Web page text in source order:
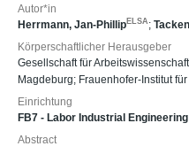
Autor*in
Herrmann, Jan-Phillip ELSA ;
Körperschaftlicher Herausgeber
Gesellschaft für
Magdeburg; Frauenhofer-Institut
Einrichtung
FB7 - Labor Industrial Engineering
Abstract